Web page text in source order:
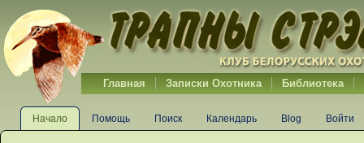
Главная Записки Охотника Библиотека
Начало Помощь Поиск Календарь Blog Войти